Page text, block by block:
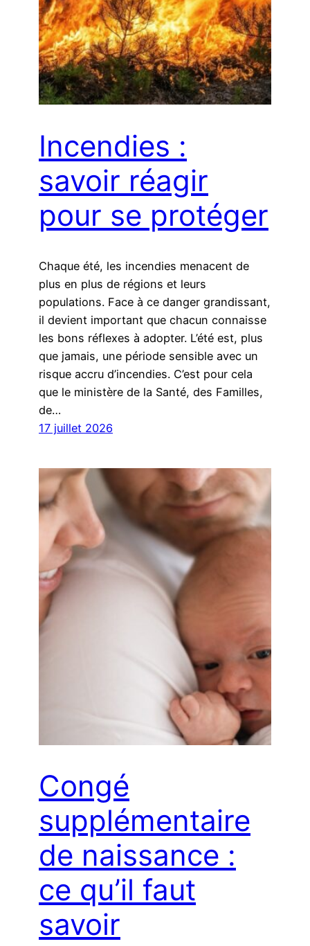
Incendies :
savoir réagir
pour se protéger
Chaque été, les incendies menacent de
plus en plus de régions et leurs
populations. Face à ce danger grandissant,
il devient important que chacun connaisse
les bons réflexes à adopter. L’été est, plus
que jamais, une période sensible avec un
risque accru d’incendies. C’est pour cela
que le ministère de la Santé, des Familles,
de…
17 juillet 2026
Congé
supplémentaire
de naissance :
ce qu’il faut
savoir